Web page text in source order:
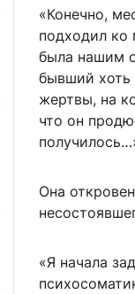
«Конечно,
подходил ко
была нашим
бывший хоть
жертвы, на
что он
Она
«Я начала